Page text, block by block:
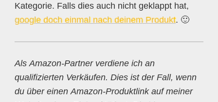
Kategorie. Falls dies auch nicht geklappt hat,
google doch einmal nach deinem Produkt. 🙂
Als Amazon-Partner verdiene ich an
qualifizierten Verkäufen. Dies ist der Fall, wenn
du über einen Amazon-Produktlink auf meiner